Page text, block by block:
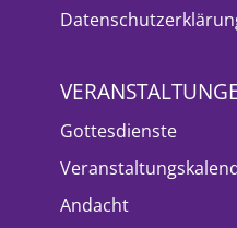
Gottesdienste
Andacht